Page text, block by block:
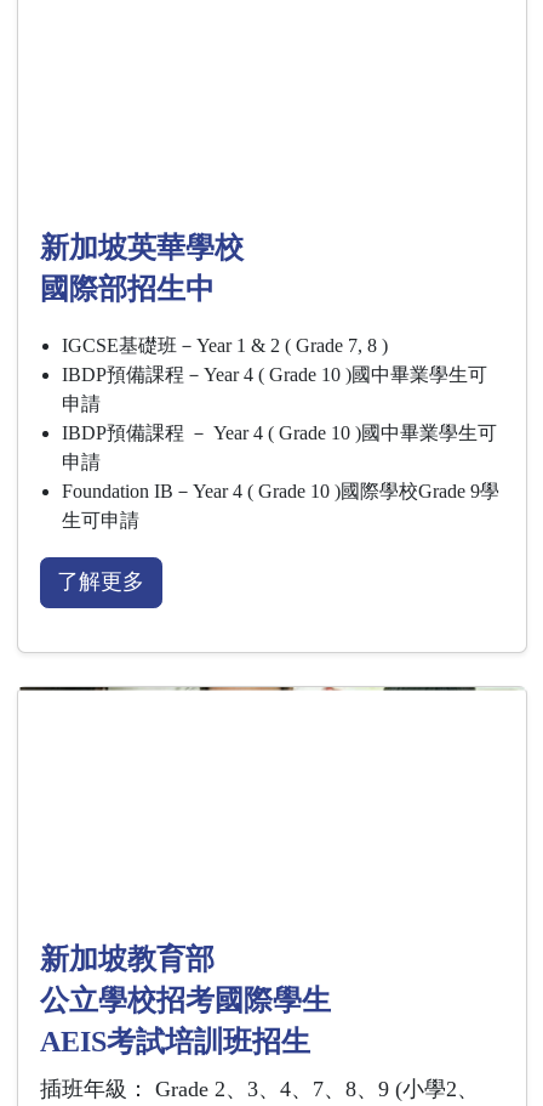
新加坡英華學校
國際部招生中
IGCSE基礎班－Year 1 & 2 ( Grade 7, 8 )
IBDP預備課程－Year 4 ( Grade 10 )國中畢業學生可
申請
IBDP預備課程 － Year 4 ( Grade 10 )國中畢業學生可
申請
Foundation IB－Year 4 ( Grade 10 )國際學校Grade 9學
生可申請
了解更多
新加坡教育部
公立學校招考國際學生
AEIS考試培訓班招生
插班年級： Grade 2、3、4、7、8、9(小學2、